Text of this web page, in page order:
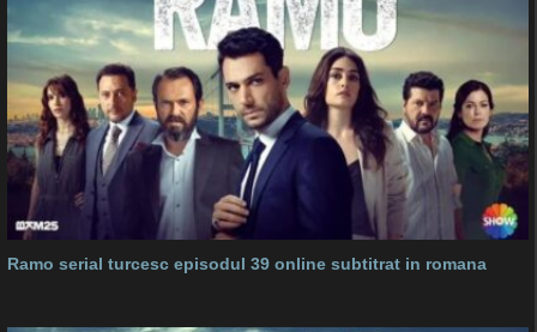
Ramo serial turcesc episodul 39 online subtitrat in romana